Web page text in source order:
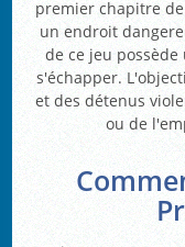
premier chapitre
un endroit
de ce jeu
s'échapper.
et des détenus
ou de